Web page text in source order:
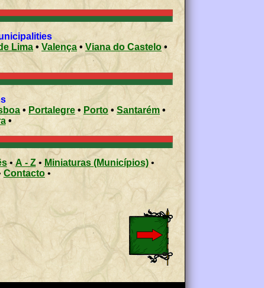
Lima • Valença • Viana do Castelo•
• Portalegre • Porto• Santarém •
•
•A - Z• Miniaturas (Municípios)•
Contacto •